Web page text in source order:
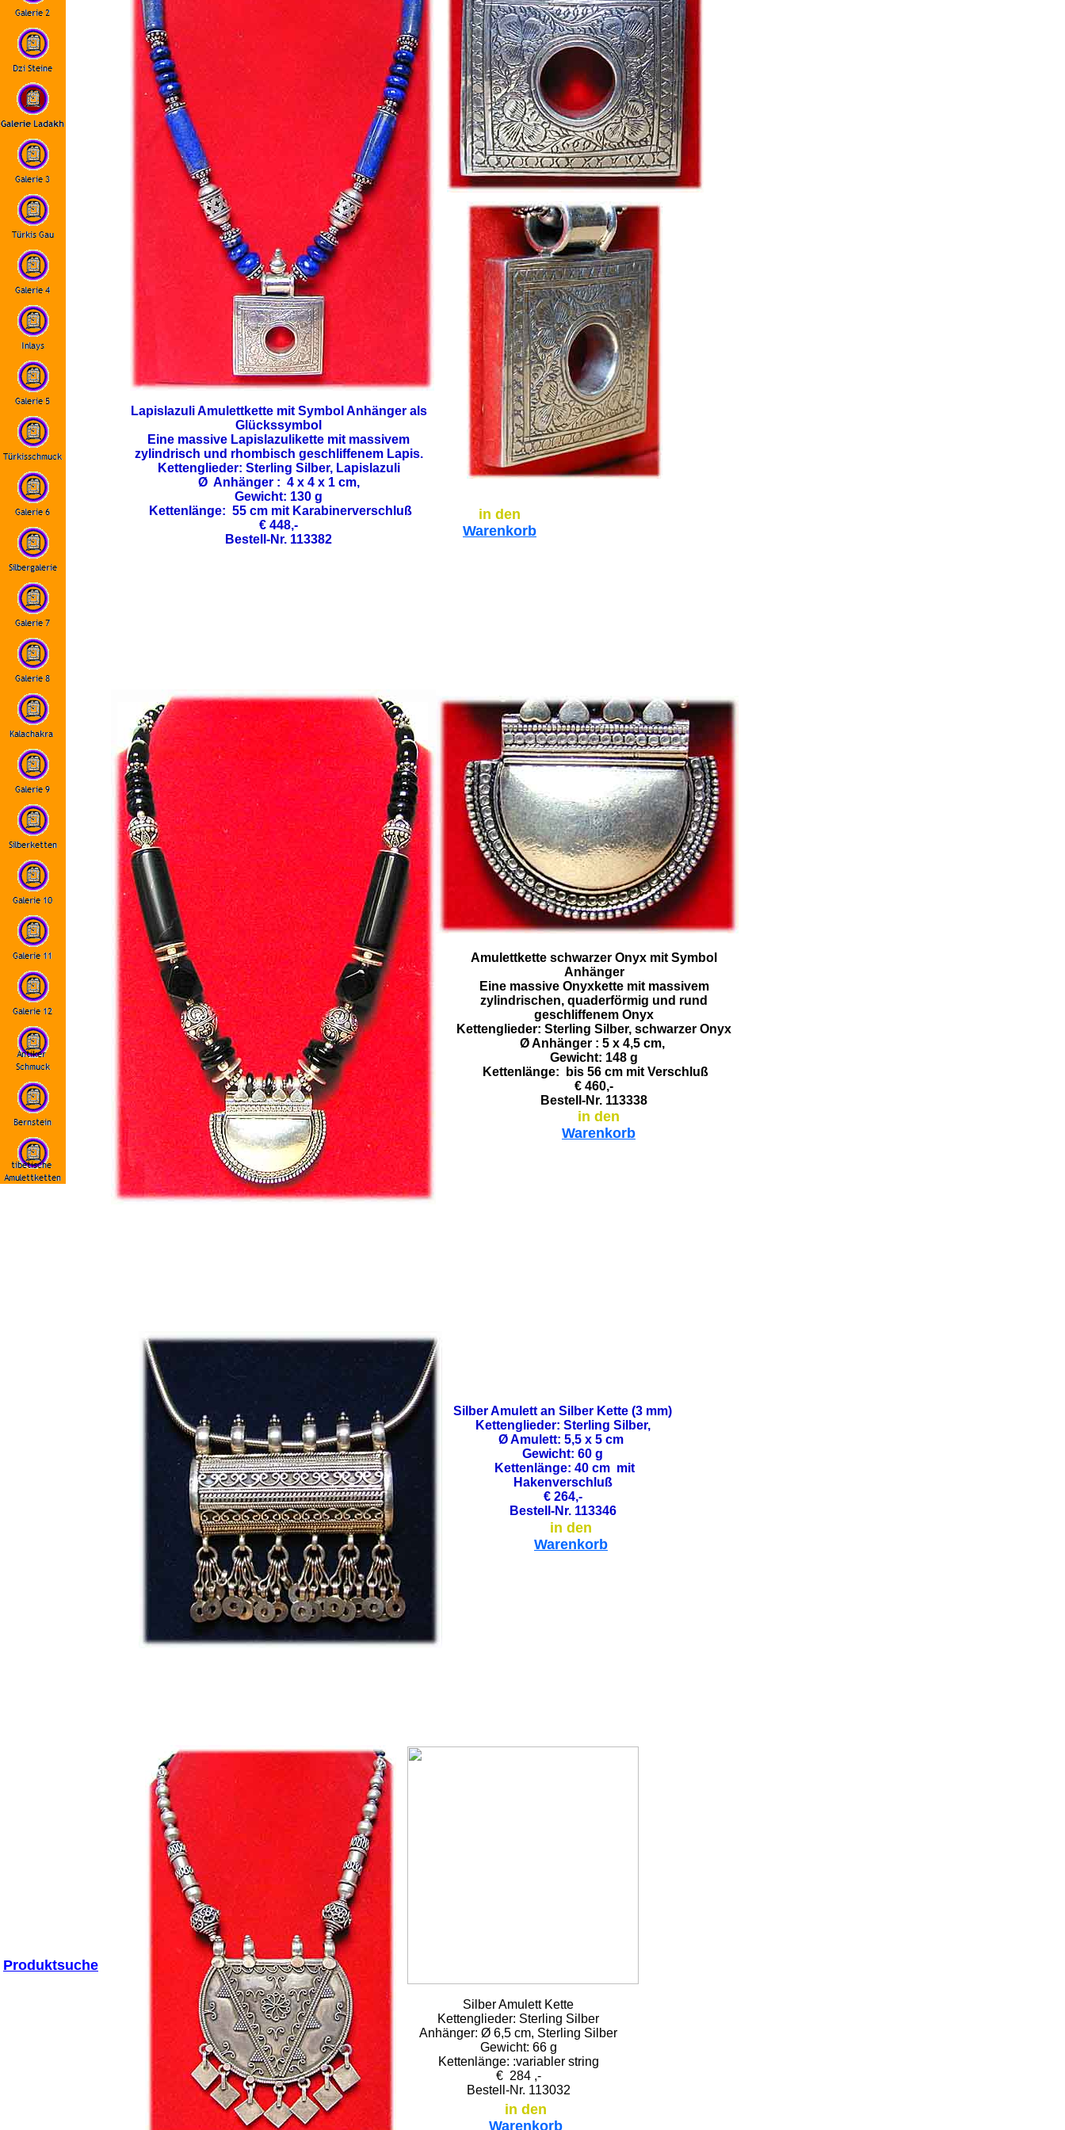
Produktsuche
Lapislazuli Amulettkette mit Symbol Anhänger als
Glückssymbol
Eine massive Lapislazulikette mit massivem
zylindrisch und rhombisch geschliffenem Lapis.
Kettenglieder: Sterling Silber, Lapislazuli
Ø Anhänger : 4 x 4 x 1 cm,
Gewicht: 130 g
Kettenlänge: 55 cm mit Karabinerverschluß
€ 448,-
Bestell-Nr. 113382
in den
Warenkorb
Amulettkette schwarzer Onyx mit Symbol
Anhänger
Eine massive Onyxkette mit massivem
zylindrischen, quaderförmig und rund
geschliffenem Onyx
Kettenglieder: Sterling Silber, schwarzer Onyx
Ø Anhänger : 5 x 4,5 cm,
Gewicht: 148 g
Kettenlänge: bis 56 cm mit Verschluß
€ 460,-
Bestell-Nr. 113338
in den
Warenkorb
Silber Amulett an Silber Kette (3 mm)
Kettenglieder: Sterling Silber,
Ø Amulett: 5,5 x 5 cm
Gewicht: 60 g
Kettenlänge: 40 cm mit
Hakenverschluß
€ 264,-
Bestell-Nr. 113346
in den
Warenkorb
Silber Amulett Kette
Kettenglieder: Sterling Silber
Anhänger: Ø 6,5 cm, Sterling Silber
Gewicht: 66 g
Kettenlänge: :variabler string
€ 284 ,-
Bestell-Nr. 113032
in den
Warenkorb